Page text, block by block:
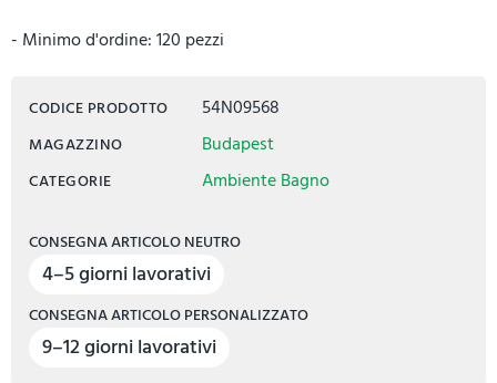
- Minimo d'ordine: 120 pezzi
CODICE PRODOTTO 54N09568
MAGAZZINO Budapest
CATEGORIE Ambiente Bagno
CONSEGNA ARTICOLO NEUTRO
4–5 giorni lavorativi
CONSEGNA ARTICOLO PERSONALIZZATO
9–12 giorni lavorativi